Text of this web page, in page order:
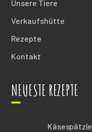
Unsere Tiere
Verkaufshütte
Rezepte
Kontakt
NEUESTE REZEPTE
Käsespätzle